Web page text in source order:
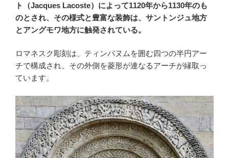
ト（Jacques Lacoste）によって1120年から1130年のも
のとされ、その様式と豊富な装飾は、サントンジュ地方
とアングモワ地方に触発されている。
ロマネスク彫刻は、ティンパヌムを囲む四つの半円アー
チで構成され、その外側を菱形が連なるアーチが縁取っ
ています。